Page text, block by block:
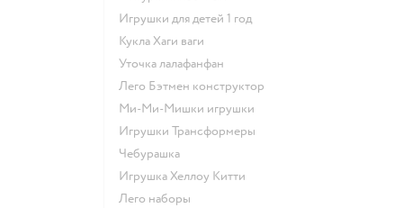
Игрушки для детей 1 год
Кукла Хаги ваги
Уточка лалафанфан
Лего Бэтмен конструктор
Ми-Ми-Мишки игрушки
Игрушки Трансформеры
Чебурашка
Игрушка Хеллоу Китти
Лего наборы